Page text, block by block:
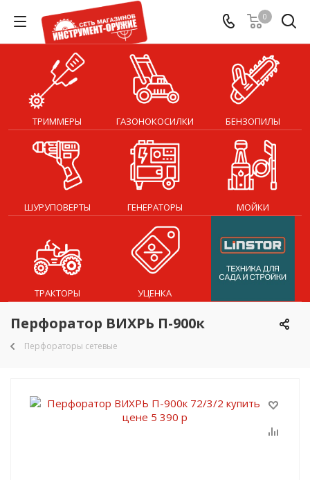
0
ТРИММЕРЫ ГАЗОНОКОСИЛКИ БЕНЗОПИЛЫ
ШУРУПОВЕРТЫ ГЕНЕРАТОРЫ МОЙКИ
ТРАКТОРЫ УЦЕНКА
Перфоратор ВИХРЬ П-900к
Перфораторы сетевые